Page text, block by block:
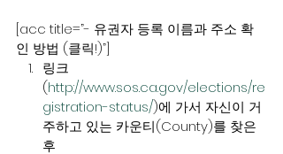
[acc title=”- 유권자 등록 이름과 주소 확
인 방법 (클릭!)”]
링크
(http://www.sos.ca.gov/elections/re
gistration-status/)에 가서 자신이 거
주하고 있는 카운티(County)를 찾은
후